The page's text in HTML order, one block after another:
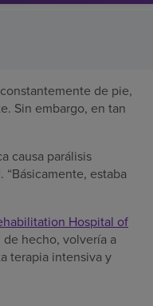
de pie,
Sin embargo, en tan
causa parálisis
estaba
Hospital of
hecho, volvería a
terapia intensiva y